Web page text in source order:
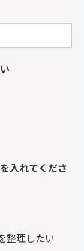
入れてくださ
整理したい